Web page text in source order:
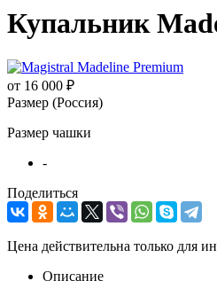
Купальник
от 16 000 ₽
Размер (Россия)
Размер чашки
-
Поделиться
Цена действительна только для
Описание